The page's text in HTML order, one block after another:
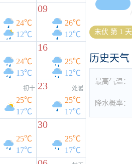
24℃
12℃
09
26℃
12℃
24℃
13℃
16
25℃
12℃
初十
25℃
17℃
23 处暑
25℃
17℃
25℃
17℃
30
25℃
17℃
末伏 第 1 天
历史天气
最高气温：
降水概率：